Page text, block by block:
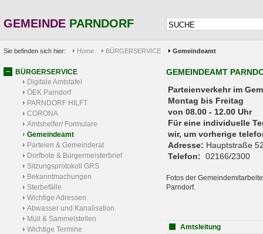
GEMEINDE PARNDORF
Sie befinden sich hier: Home BÜRGERSERVICE Gemeindeamt
BÜRGERSERVICE
Digitale Amtstafel
ÖEK Parndorf
PARNDORF HILFT
CORONA
Amtshelfer/ Formulare
Gemeindeamt
Parteien & Gemeinderat
Dorfbote & Bürgermeisterbrief
Sitzungsprotokoll GRS
Bekanntmachungen
Sterbefälle
Wichtige Adressen
Abwasser und Kanalisation
Müll & Sammelstellen
Wichtige Termine
GEMEINDEAMT
Parteienverkehr
Montag bis Freitag
von 08.00 - 12.00 Uhr
Für eine individuelle
wir, um vorherige
Adresse: Hauptstraße
Telefon: 02166/2300
Fotos der
Parndorf.
Amtsleitung